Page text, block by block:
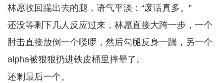
林愿收回踹出去的腿，语气平淡：“废话真多。”
还没等剩下几人反应过来，林愿直接大跨一步，一个
肘击直接放倒一个喽啰，然后勾腿反身一踹，另一个
alpha被狠狠扔进铁皮桶里摔晕了。
还剩最后一个。